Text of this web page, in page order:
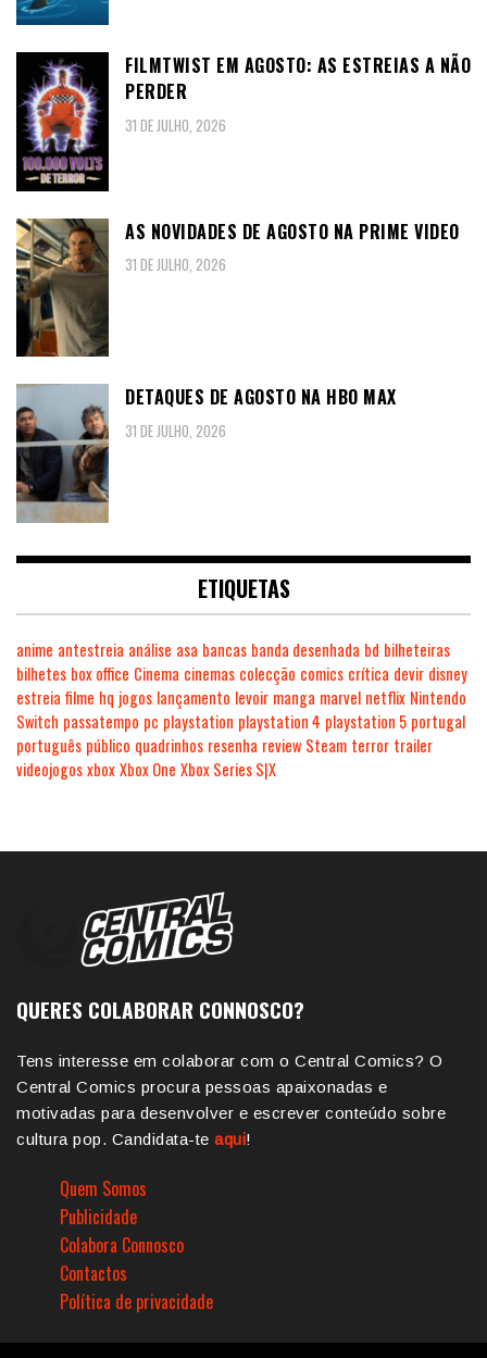
FILMTWIST EM AGOSTO: AS ESTREIAS A NÃO
PERDER
31 DE JULHO, 2026
AS NOVIDADES DE AGOSTO NA PRIME VIDEO
31 DE JULHO, 2026
DETAQUES DE AGOSTO NA HBO MAX
31 DE JULHO, 2026
ETIQUETAS
anime antestreia análise asa bancas banda desenhada bd bilheteiras
bilhetes box office Cinema cinemas colecção comics crítica devir disney
estreia filme hq jogos lançamento levoir manga marvel netflix Nintendo
Switch passatempo pc playstation playstation 4 playstation 5 portugal
português público quadrinhos resenha review Steam terror trailer
videojogosxboxXbox One Xbox Series S|X
QUERES COLABORAR CONNOSCO?
Tens interesse em colaborar com o Central Comics? O
Central Comics procura pessoas apaixonadas e
motivadas para desenvolver e escrever conteúdo sobre
cultura pop. Candidata-te aqui!
Quem Somos
Publicidade
Colabora Connosco
Contactos
Política de privacidade